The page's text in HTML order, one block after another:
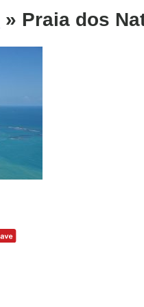
» Praia dos